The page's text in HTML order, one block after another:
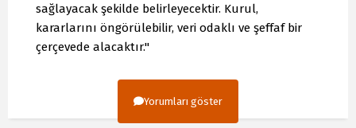
sağlayacak şekilde belirleyecektir. Kurul,
kararlarını öngörülebilir, veri odaklı ve şeffaf bir
çerçevede alacaktır."
Yorumları göster